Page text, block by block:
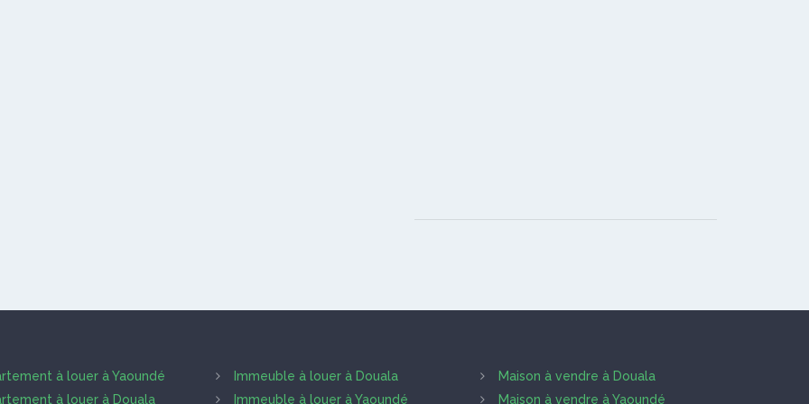
à louer à Yaoundé
à louer à Douala
Immeuble à louer à Douala
Immeuble à louer à Yaoundé
Maison à vendre à Douala
Maison à vendre à Yaoundé